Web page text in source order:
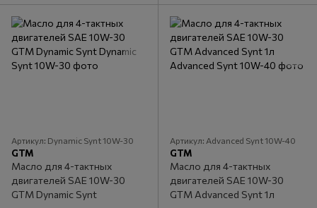
Артикул: Dynamic Synt 10W-30
GTM
Масло для 4-тактных
двигателей SAE 10W-30
GTM Dynamic Synt
Артикул: Advanced Synt 10W-40
GTM
Масло для 4-тактных
двигателей SAE 10W-30
GTM Advanced Synt 1л